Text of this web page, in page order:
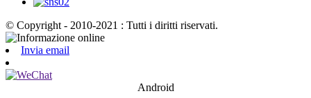
© Copyright - 2010-2021 : Tutti i diritti riservati.
Invia email
Android